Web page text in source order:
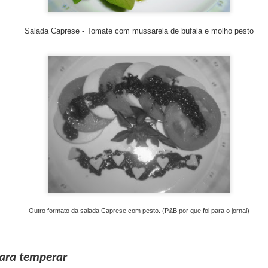
Salada Caprese - Tomate com mussarela de bufala e molho pesto
Outro formato da salada Caprese com pesto. (P&B por que foi para o jornal)
temperar
honorário
gastronômico e social, sempre em linha com o Manifesto
Durante os dias 11, 12 e 13 de novembro, exploraram o
trabalho e workshops. com especialistas de todo o mundo.
que une 3 almas: Acadêmica, Gastronômica e Social. Tendo a
Somente nas apresentações participaram especialistas de vários
Argentina, Brasil, Canadá, Colômbia, Chile, China, Equador-
Itália, Japão, México, Taiwan e EUA. E entre o público estavam
Grécia, Peru, etc.
a ser uma referência em inovação e tradição nos espaços de
o conceito de textura, tema deste ano, as texturas em diferentes